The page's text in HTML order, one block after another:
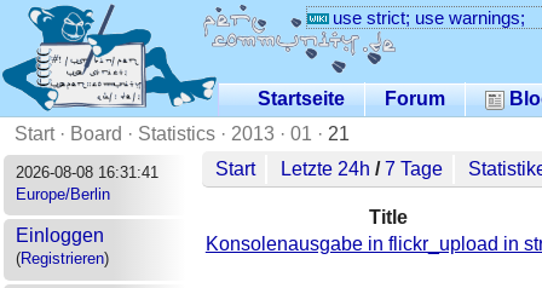
use strict; use warnings;
Startseite Forum
Start· Board · Statistics · 2013 · 01 · 21
2026-08-08 16:31:41
Europe/Berlin
Einloggen
(Registrieren)
Start Letzte 24h /7 Tage
Title
Konsolenausgabe in flickr_upload in